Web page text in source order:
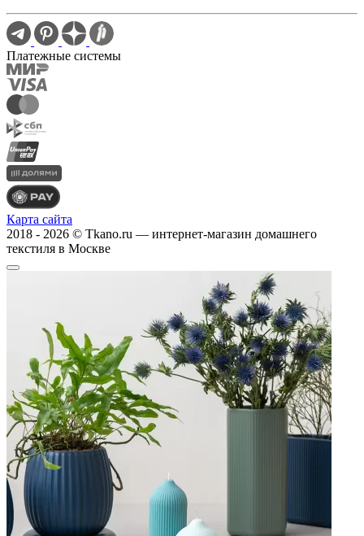
Платежные системы
Карта сайта
2018 - 2026 © Tkano.ru — интернет-магазин домашнего
текстиля в Москве